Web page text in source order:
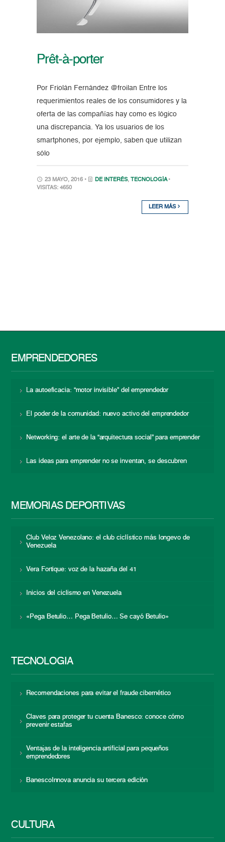
Prêt-à-porter
Por Friolán Fernández @froilan Entre los
requerimientos reales de los consumidores y la
oferta de las compañías hay como es lógico
una discrepancia. Ya los usuarios de los
smartphones, por ejemplo, saben que utilizan
sólo
23 MAYO, 2016 • DE INTERÉS, TECNOLOGÍA •
VISITAS: 4650
LEER MÁS
EMPRENDEDORES
La autoeficacia: “motor invisible” del emprendedor
El poder de la comunidad: nuevo activo del emprendedor
Networking: el arte de la “arquitectura social” para emprender
Las ideas para emprender no se inventan, se descubren
MEMORIAS DEPORTIVAS
Club Veloz Venezolano: el club ciclístico más longevo de
Venezuela
Vera Fortique: voz de la hazaña del 41
Inicios del ciclismo en Venezuela
«Pega Betulio… Pega Betulio… Se cayó Betulio»
TECNOLOGÍA
Recomendaciones para evitar el fraude cibernético
Claves para proteger tu cuenta Banesco: conoce cómo
prevenir estafas
Ventajas de la inteligencia artificial para pequeños
emprendedores
BanescoInnova anuncia su tercera edición
CULTURA